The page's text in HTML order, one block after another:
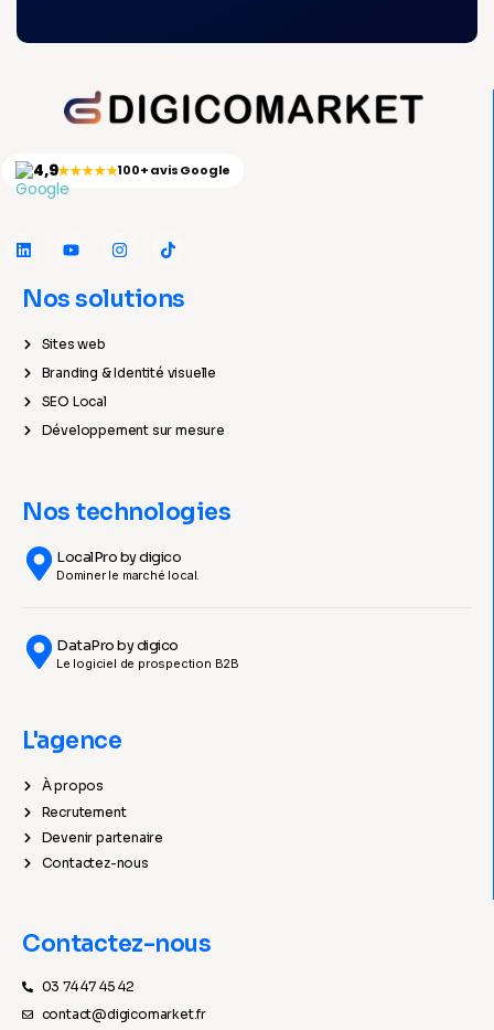
4,9★★★★★100+ avis Google
Nos solutions
Sites web
Branding & Identité visuelle
SEO Local
Développement sur mesure
Nos technologies
LocalPro by digico
Dominer le marché local.
DataPro by digico
Le logiciel de prospection B2B
L'agence
À propos
Recrutement
Devenir partenaire
Contactez-nous
Contactez-nous
03 74 47 45 42
contact@digicomarket.fr